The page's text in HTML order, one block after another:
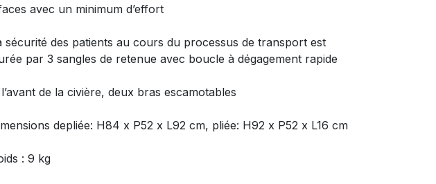
avec un minimum d’effort
sécurité des patients au cours du processus de transport est
par 3 sangles de retenue avec boucle à dégagement rapide
de la civière, deux bras escamotables
depliée: H84 x P52 x L92 cm, pliée: H92 x P52 x L16 cm
: 9 kg